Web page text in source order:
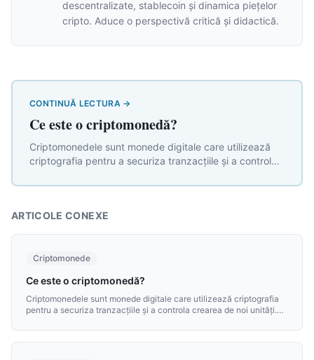
descentralizate, stablecoin și dinamica piețelor
cripto. Aduce o perspectivă critică și didactică.
CONTINUĂ LECTURA→
Ce este o criptomonedă?
Criptomonedele sunt monede digitale care utilizează
criptografia pentru a securiza tranzacțiile și a controla
tradiționali, nu depind de o bancă centrală sau de
ARTICOLE CONEXE
Criptomonede
Ce este o criptomonedă?
Criptomonedele sunt monede digitale care utilizează criptografia
pentru a securiza tranzacțiile și a controla crearea de noi unități.
sau de intermediari.